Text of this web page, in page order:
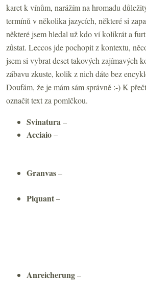
karet k vínům, narážím na hromadu
termínů v několika jazycích, některé si
některé jsem hledal už kdo ví kolikrát a
zůstat. Leccos jde pochopit z kontextu,
jsem si vybrat deset takových zajímavých
zábavu zkuste, kolik z nich dáte bez
Doufám, že je mám sám správně :-) K
označit text za pomlčkou.
Svinatura–
Acciaio–
Granvas–
Piquant–
Anreicherung–